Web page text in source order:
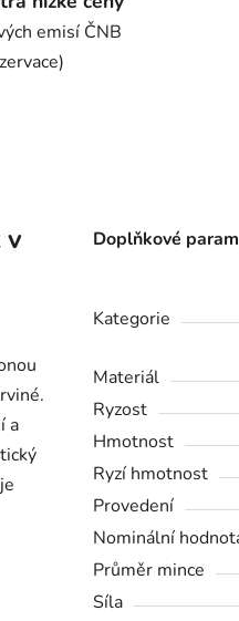
emisí ČNB
v
a
Doplňkové
Kategorie
Materiál
Ryzost
Hmotnost
Ryzí hmotnost
Provedení
Nominální
Průměr mince
Síla